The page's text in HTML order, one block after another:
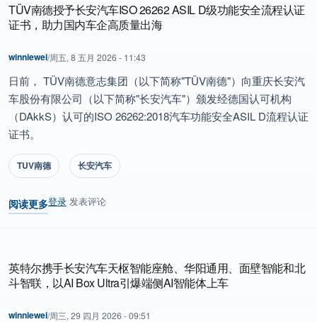
TÜV南德授予长安汽车ISO 26262 ASIL D级功能安全流程认证
证书，助力国内车企高质量出海
winniewei/周五, 8 五月 2026 - 11:43
日前， TÜV南德意志集团（以下简称"TÜV南德"）向重庆长安汽
车股份有限公司（以下简称"长安汽车"）颁发经德国认可机构
（DAkkS）认可的ISO 26262:2018汽车功能安全ASIL D流程认证
证书。
TUV南德 长安汽车
阅读更多
关于 TÜV南德授予长安汽车ISO 26262 ASIL D级功能安全流程认证证
登录 发表评论
英特尔携手长安汽车天枢智能座舱、华阳通用、面壁智能和北
斗智联，以AI Box Ultra引爆端侧AI智能体上车
winniewei/周三, 29 四月 2026 - 09:51